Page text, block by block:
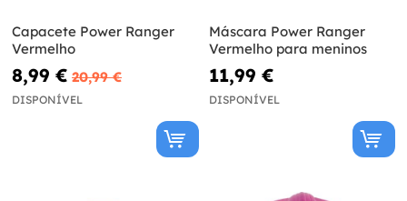
Capacete Power Ranger
Vermelho
8,99 € 20,99 €
DISPONÍVEL
Máscara Power Ranger
Vermelho para meninos
11,99 €
DISPONÍVEL